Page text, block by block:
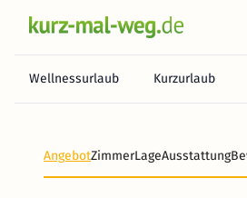
Wellnessurlaub Kurzurlaub
Heute noch keine Zahlung
AngebotZimmerLageAusstattung